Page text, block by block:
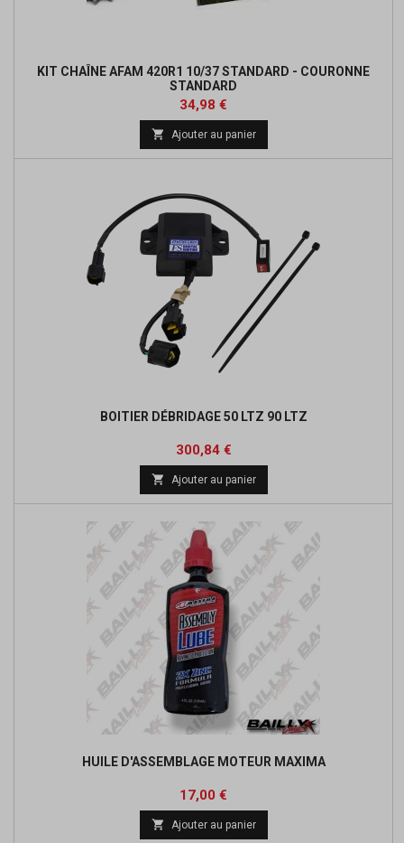
KIT CHAÎNE AFAM 420R1 10/37 STANDARD - COURONNE
STANDARD
Prix
34,98 €
base
 Ajouter au panier
BOITIER DÉBRIDAGE 50 LTZ 90 LTZ
Prix
300,84 €Prix
de
base
 Ajouter au panier
HUILE D'ASSEMBLAGE MOTEUR MAXIMA
Prix
17,00 €
 Ajouter au panier